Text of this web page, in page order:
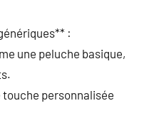
:
une peluche basique,
personnalisée